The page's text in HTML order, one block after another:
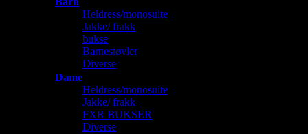
Heldress/monosuite
Jakke/ frakk
bukse
Barnestøvler
Diverse
Dame
Heldress/monosuite
Jakke/ frakk
FXR BUKSER
Diverse